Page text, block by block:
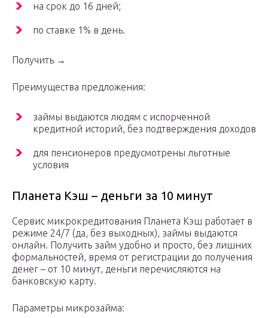
на срок до 16 дней;
по ставке 1% в день.
Получить →
Преимущества предложения:
займы выдаются людям с испорченной
кредитной историй, без подтверждения доходов
для пенсионеров предусмотрены льготные
условия
Планета Кэш – деньги за 10 минут
Сервис микрокредитования Планета Кэш работает в
режиме 24/7 (да, без выходных), займы выдаются
онлайн. Получить займ удобно и просто, без лишних
формальностей, время от регистрации до получения
денег – от 10 минут, деньги перечисляются на
банковскую карту.
Параметры микрозайма: